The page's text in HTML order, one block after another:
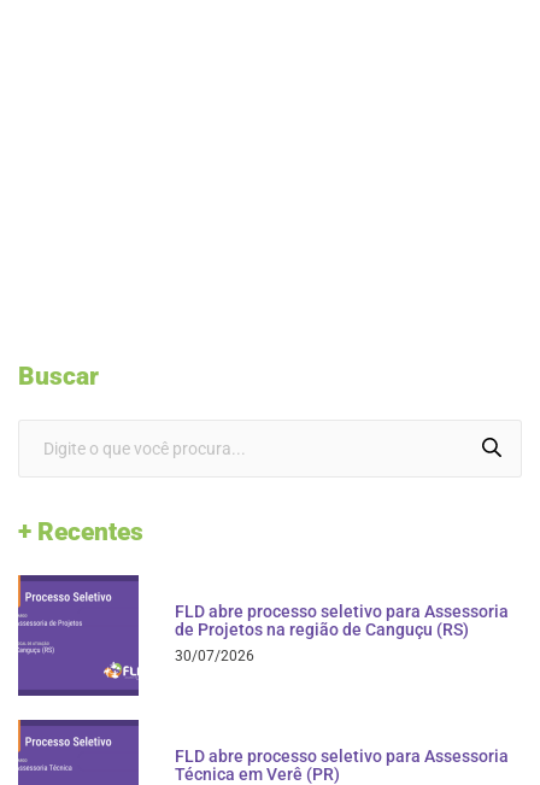
Buscar
+ Recentes
FLD abre processo seletivo para Assessoria
de Projetos na região de Canguçu (RS)
30/07/2026
FLD abre processo seletivo para Assessoria
Técnica em Verê (PR)